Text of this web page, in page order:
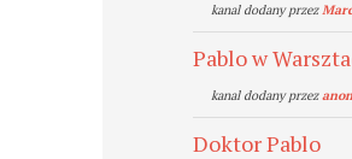
kanal dodany przez
Pablo w
kanal dodany przez
Doktor Pablo